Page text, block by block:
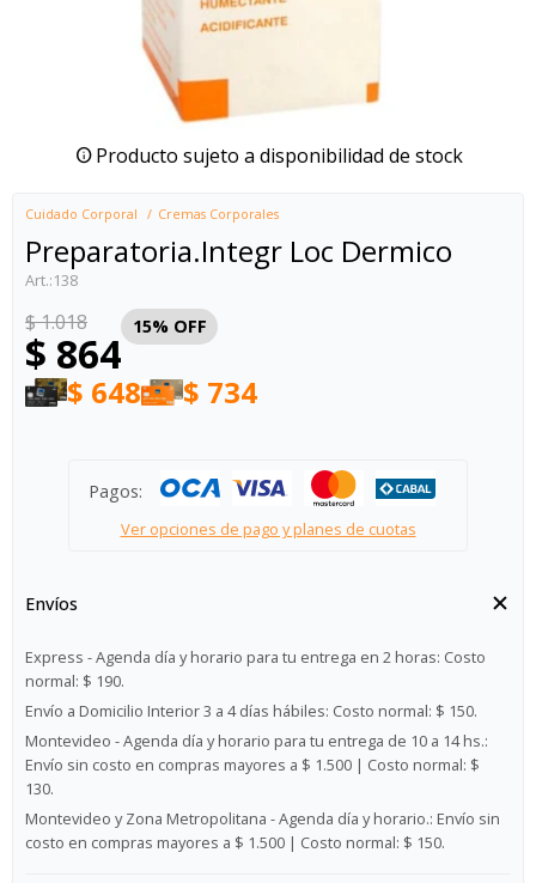
Producto sujeto a disponibilidad de stock
Cuidado Corporal Cremas Corporales
Preparatoria.Integr Loc Dermico
138
$ 864
$1.018 15
$ 648 $ 734
Pagos:
Ver opciones de pago y planes de cuotas
Envíos
Express - Agenda día y horario para tu entrega en 2 horas: Costo
normal: $ 190.
Envío a Domicilio Interior 3 a 4 días hábiles: Costo normal: $ 150.
Montevideo - Agenda día y horario para tu entrega de 10 a 14 hs.:
Envío sin costo en compras mayores a $ 1.500 | Costo normal: $
130.
Montevideo y Zona Metropolitana - Agenda día y horario.: Envío sin
costo en compras mayores a $ 1.500 | Costo normal: $ 150.